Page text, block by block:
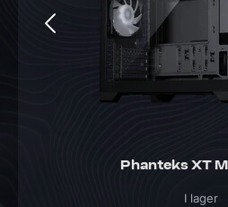
Phanteks XT
I lager